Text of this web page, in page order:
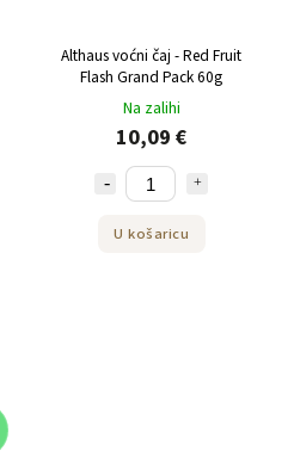
Althaus voćni čaj - Red Fruit
Flash Grand Pack 60g
Na zalihi
10,09 €
U košaricu